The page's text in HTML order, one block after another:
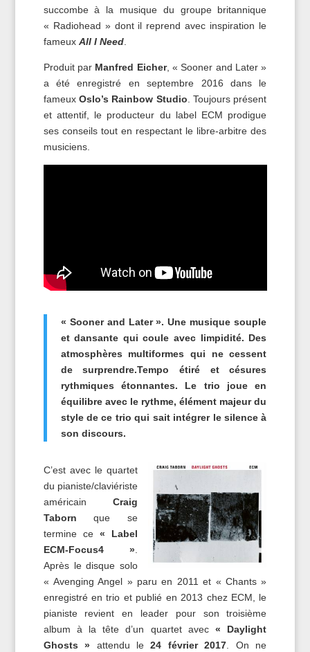
succombe à la musique du groupe britannique
« Radiohead » dont il reprend avec inspiration le
fameux All I Need.
Produit parManfred Eicher, « Sooner and Later »
a été enregistré en septembre 2016 dans le
fameux Oslo’s Rainbow Studio . Toujours présent
et attentif, le producteur du label ECM prodigue
ses conseils tout en respectant le libre-arbitre des
musiciens.
« Sooner and Later ». Une musique souple
et dansante qui coule avec limpidité. Des
atmosphères multiformes qui ne cessent
de surprendre.Tempo étiré et césures
rythmiques étonnantes. Le trio joue en
équilibre avec le rythme, élément majeur du
style de ce trio qui sait intégrer le silence à
son discours.
C’est avec le quartet
du pianiste/claviériste
américainCraig
Taborn que se
termine ce« Label
ECM-Focus4 ».
Après le disque solo
« Avenging Angel » paru en 2011 et « Chants »
enregistré en trio et publié en 2013 chez ECM, le
pianiste revient en leader pour son troisième
album à la tête d’un quartet avec« Daylight
Ghosts » attendu le 24 février 2017. On ne